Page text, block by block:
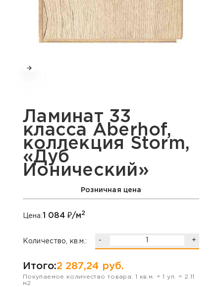
Ламинат 33
класса Aberhof,
коллекция Storm,
«Дуб
Ионический»
Розничная цена
Цена:1 084 ₽/м2
Количество, кв.м.: - +
Итого:2 287,24 руб.
Покупаемое количество товара: 1 кв.м. =1 уп. = 2.11
м2